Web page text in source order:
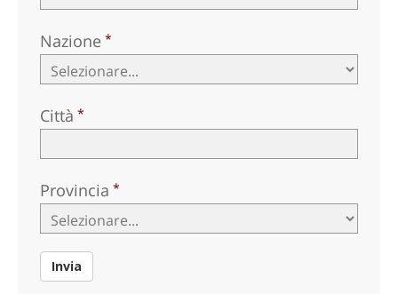
Nazione
Città
Provincia
Invia